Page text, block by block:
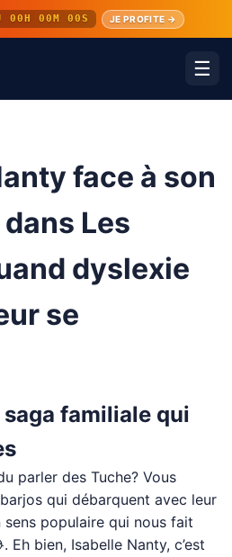
00H 00M 00S JE PROFITE →
☰
face à son
Les
dyslexie
se
saga familiale qui
parler des Tuche? Vous
qui débarquent avec leur
populaire qui nous fait
bien, Isabelle Nanty, c’est